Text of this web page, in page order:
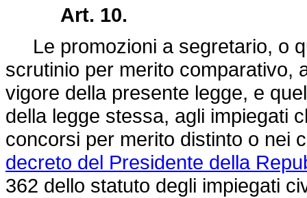
Art. 10.
Le promozioni a segretario, o
scrutinio per merito comparativo,
vigore della presente legge, e
della legge stessa, agli impiegati
concorsi per merito distinto o nei
decreto del Presidente della
362 dello statuto degli impiegati